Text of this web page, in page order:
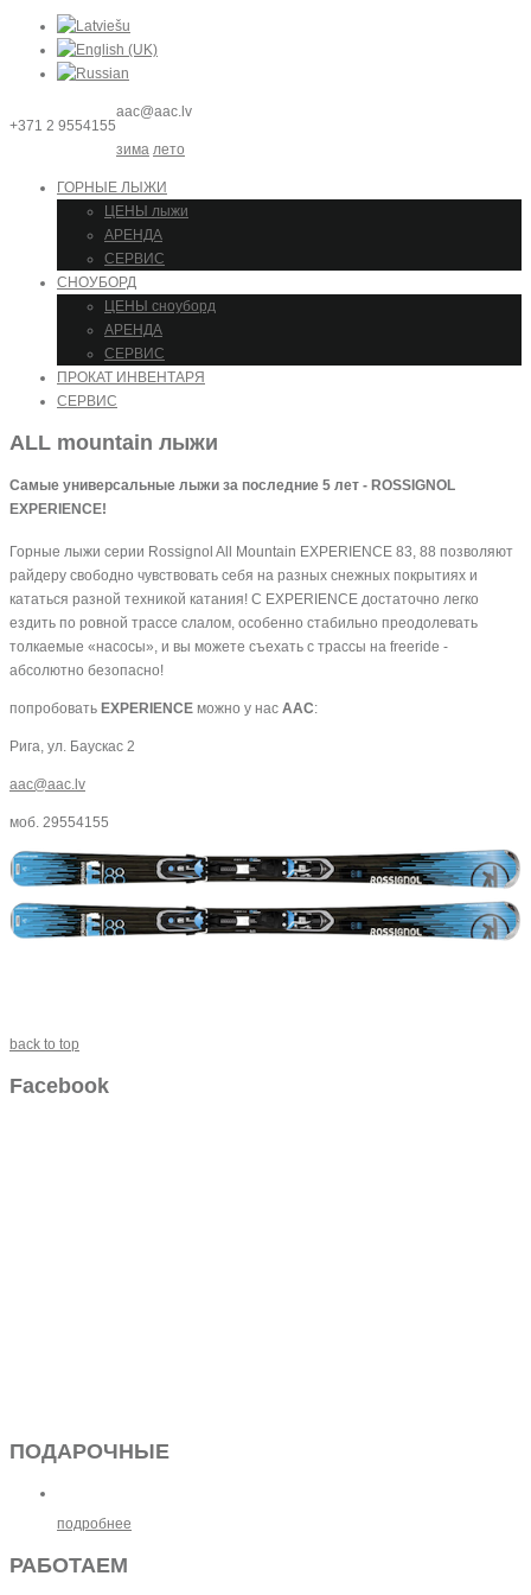
+371 2 9554155
aac@aac.lv
зима лето
ГОРНЫЕ ЛЫЖИ
ЦЕНЫ лыжи
АРЕНДА
СЕРВИС
СНОУБОРД
ЦЕНЫ сноуборд
АРЕНДА
СЕРВИС
ПРОКАТ ИНВЕНТАРЯ
СЕРВИС
ALL mountain лыжи
Самые универсальные лыжи за последние 5 лет - ROSSIGNOL
EXPERIENCE!
Горные лыжи серии Rossignol All Mountain EXPERIENCE 83, 88 позволяют
райдеру свободно чувствовать себя на разных снежных покрытиях и
кататься разной техникой катания! С EXPERIENCE достаточно легко
ездить по ровной трассе слалом, особенно стабильно преодолевать
толкаемые «насосы», и вы можете съехать с трассы на freeride -
абсолютно безопасно!
попробовать EXPERIENCE можно у нас AAC:
Рига, ул. Баускас 2
aac@aac.lv
моб. 29554155
back to top
Facebook
ПОДАРОЧНЫЕ
подробнее
РАБОТАЕМ